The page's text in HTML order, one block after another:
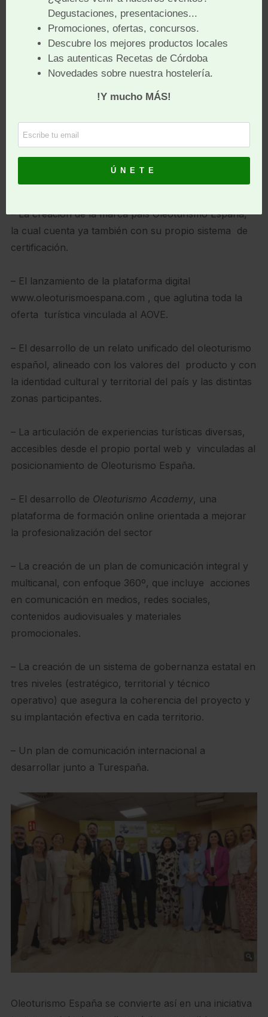
Turística Oleoturismo España, que ha permitido
definir unos estándares de calidad y sostenibilidad
para todo el ecosistema oleoturístico nacional.
– La implantación del Manual en los territorios
participantes, habiendo conseguido la integración en
almazaras, oleotecas, alojamientos, restaurantes,
empresas de actividades, museos y centros de
interpretación, oficinas de información turística y
– La creación de la marca país Oleoturismo España,
la cual cuenta ya también con su propio sistema de
certificación.
– El lanzamiento de la plataforma digital
www.oleoturismoespana.com , que aglutina toda la
oferta turística vinculada al AOVE.
– El desarrollo de un relato unificado del oleoturismo
español, alineado con los valores del producto y con
la identidad cultural y territorial del país y las distintas
zonas participantes.
– La articulación de experiencias turísticas diversas,
accesibles desde el propio portal web y vinculadas al
posicionamiento de Oleoturismo España.
– El desarrollo de Oleoturismo Academy, una
plataforma de formación online orientada a mejorar
la profesionalización del sector
– La creación de un plan de comunicación integral y
multicanal, con enfoque 360º, que incluye acciones
en comunicación en medios, redes sociales,
contenidos audiovisuales y materiales
promocionales.
– La creación de un sistema de gobernanza estatal en
tres niveles (estratégico, territorial y técnico
operativo) que asegura la coherencia del proyecto y
su implantación efectiva en cada territorio.
– Un plan de comunicación internacional a
desarrollar junto a Turespaña.
Oleoturismo España se convierte así en una iniciativa